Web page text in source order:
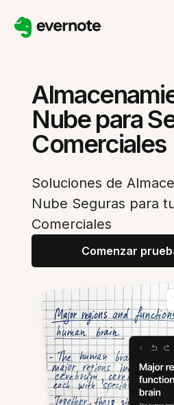
Nube para
Comerciales
Soluciones de
Nube Seguras para
Comerciales
Comenzar